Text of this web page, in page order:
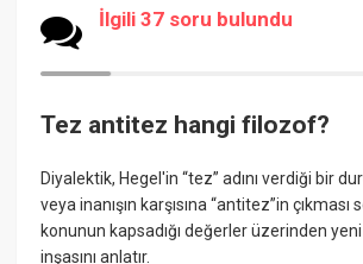
İlgili 37 soru bulundu
Tez antitez hangi filozof?
Diyalektik, Hegel'in “tez” adını verdiği bir
veya inanışın karşısına “antitez”in çıkması
konunun kapsadığı değerler üzerinden
inşasını anlatır.